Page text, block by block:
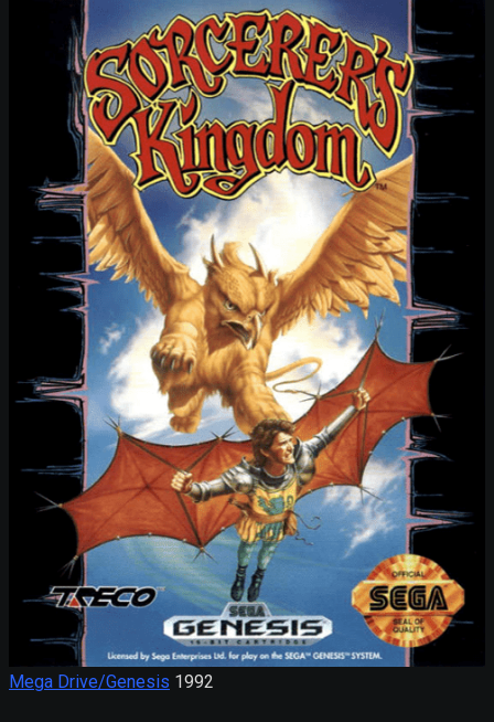
Mega Drive/Genesis 1992